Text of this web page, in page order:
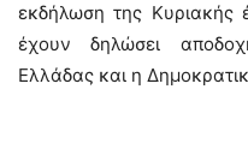
εκδήλωση της Κυριακής
έχουν δηλώσει
Ελλάδας και η